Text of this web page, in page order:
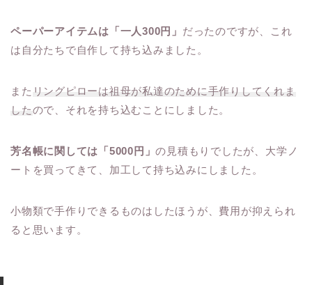
ペーパーアイテムは「一人300円」 だったのですが、これ
は自分たちで自作して持ち込みました。
また リングピローは祖母が私達のために手作りしてくれま
したので、それを持ち込むことにしました。
芳名帳に関しては「5000円」の見積もりでしたが、大学ノ
ートを買ってきて、加工して持ち込みにしました。
小物類で手作りできるものはしたほうが、費用が抑えられ
ると思います。